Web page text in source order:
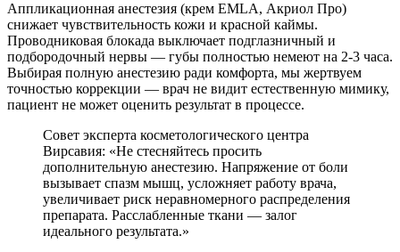
Аппликационная анестезия (крем EMLA, Акриол Про)
снижает чувствительность кожи и красной каймы.
Проводниковая блокада выключает подглазничный и
подбородочный нервы — губы полностью немеют на 2-3 часа.
Выбирая полную анестезию ради комфорта, мы жертвуем
точностью коррекции — врач не видит естественную мимику,
пациент не может оценить результат в процессе.
Совет эксперта косметологического центра
Вирсавия: «Не стесняйтесь просить
дополнительную анестезию. Напряжение от боли
вызывает спазм мышц, усложняет работу врача,
увеличивает риск неравномерного распределения
препарата. Расслабленные ткани — залог
идеального результата.»